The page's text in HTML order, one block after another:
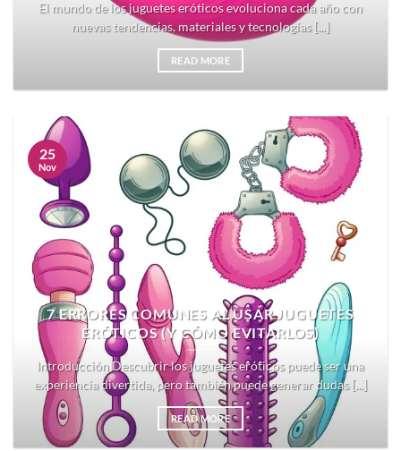
El mundo de los juguetes eróticos evoluciona cada año con
nuevas tendencias, materiales y tecnologías [...]
READ MORE
7 ERRORES COMUNES AL USAR JUGUETES
ERÓTICOS (Y CÓMO EVITARLOS)
Introducción Descubrir los juguetes eróticos puede ser una
experiencia divertida, pero también puede generar dudas [...]
READ MORE
25
Nov